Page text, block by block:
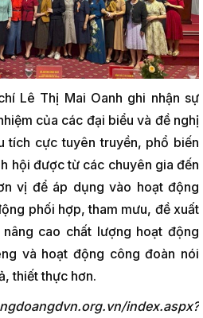
Lê Thị Mai Oanh ghi nhận sự
của các đại biểu và đề nghị
tích cực tuyên truyền, phổ biến
hội được từ các chuyên gia đến
vị để áp dụng vào hoạt động
phối hợp, tham mưu, đề xuất
cao chất lượng hoạt động
và hoạt động công đoàn nói
thiết thực hơn.
index.aspx?